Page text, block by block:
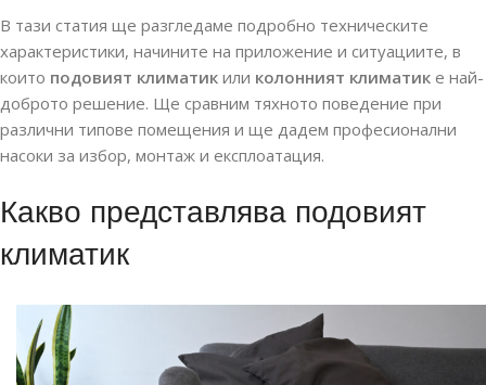
В тази статия ще разгледаме подробно техническите
характеристики, начините на приложение и ситуациите, в
които подовият климатик или колонният климатик е най-
доброто решение. Ще сравним тяхното поведение при
различни типове помещения и ще дадем професионални
насоки за избор, монтаж и експлоатация.
Какво представлява подовият
климатик